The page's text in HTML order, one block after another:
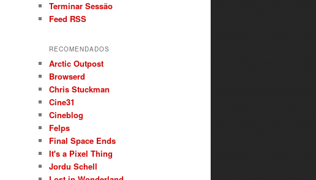
Terminar Sessão
Feed RSS
RECOMENDADOS
Arctic Outpost
Browserd
Chris Stuckman
Cine31
Cineblog
Felps
Final Space Ends
It's a Pixel Thing
Jordu Schell